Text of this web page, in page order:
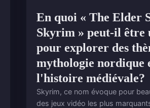
En quoi « The Elder
Skyrim » peut-il être
pour explorer des
mythologie nordique
l'histoire médiévale?
Skyrim, ce nom évoque pour
des jeux vidéo les plus